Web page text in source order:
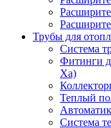
Трубы для
Система
Фитинги
Xa)
Теплый
Система